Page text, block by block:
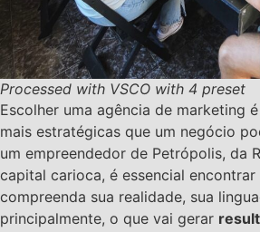
Processed with VSCO with 4 preset
Escolher uma agência de marketing
mais estratégicas que um negócio
um empreendedor de Petrópolis, da
capital carioca, é essencial encontrar
compreenda sua realidade, sua
principalmente, o que vai gerar